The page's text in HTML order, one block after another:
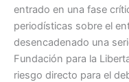
entrado en una fase
periodísticas sobre el
desencadenado una
Fundación para la
riesgo directo para el